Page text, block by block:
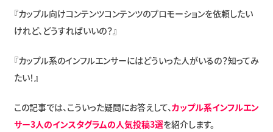
『カップル向けコンテンツコンテンツのプロモーションを依頼したい
けれど、どうすればいいの？』
『カップル系のインフルエンサーにはどういった人がいるの？知ってみ
たい！』
この記事では、こういった疑問にお答えして、カップル系インフルエン
サー3人のインスタグラムの人気投稿3選を紹介します。